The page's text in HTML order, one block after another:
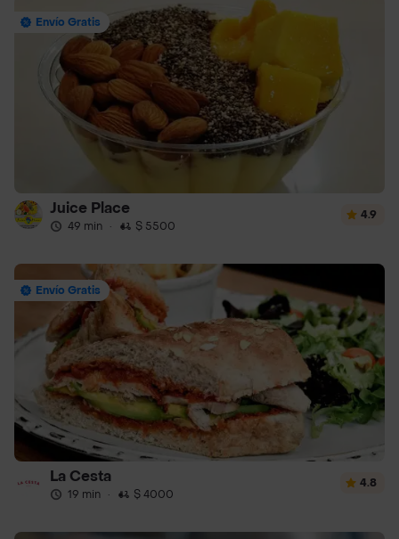
Envío Gratis
Juice Place
49 min · $ 5500
4.9
Envío Gratis
La Cesta
19 min · $ 4000
4.8